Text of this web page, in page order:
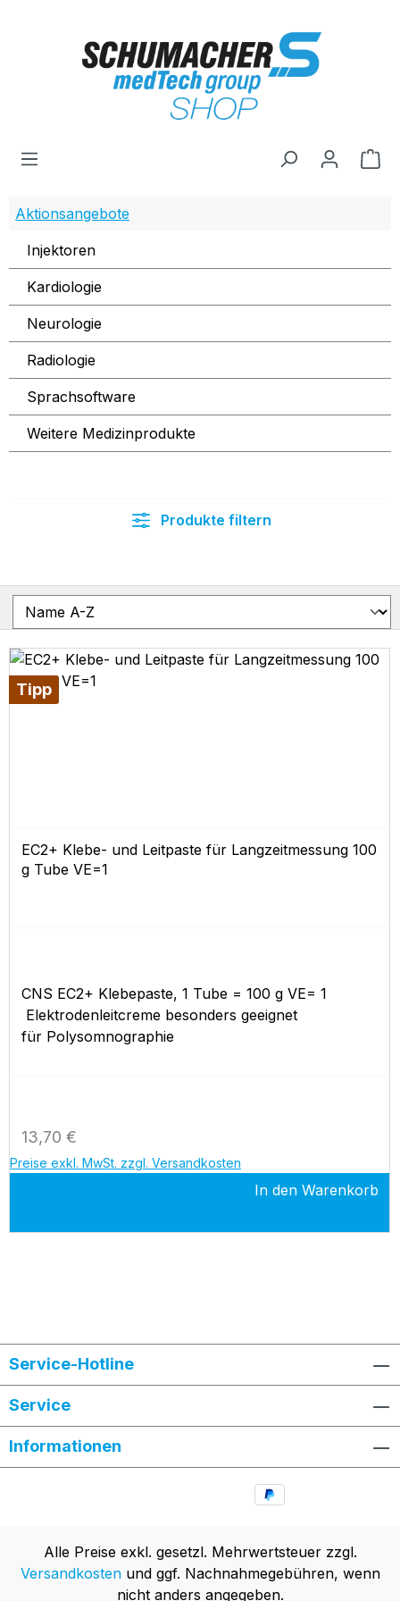
Aktionsangebote
Injektoren
Kardiologie
Neurologie
Radiologie
Sprachsoftware
Weitere Medizinprodukte
Produkte filtern
Tipp
EC2+ Klebe- und Leitpaste für Langzeitmessung 100
g Tube VE=1
CNS EC2+ Klebepaste, 1 Tube = 100 g VE= 1
Elektrodenleitcreme besonders geeignet
für Polysomnographie
Regulärer Preis:
13,70 €
Preise exkl. MwSt. zzgl. Versandkosten
In den Warenkorb
Service-Hotline
Service
Informationen
Alle Preise exkl. gesetzl. Mehrwertsteuer zzgl.
Versandkostenund ggf. Nachnahmegebühren, wenn
nicht anders angegeben.